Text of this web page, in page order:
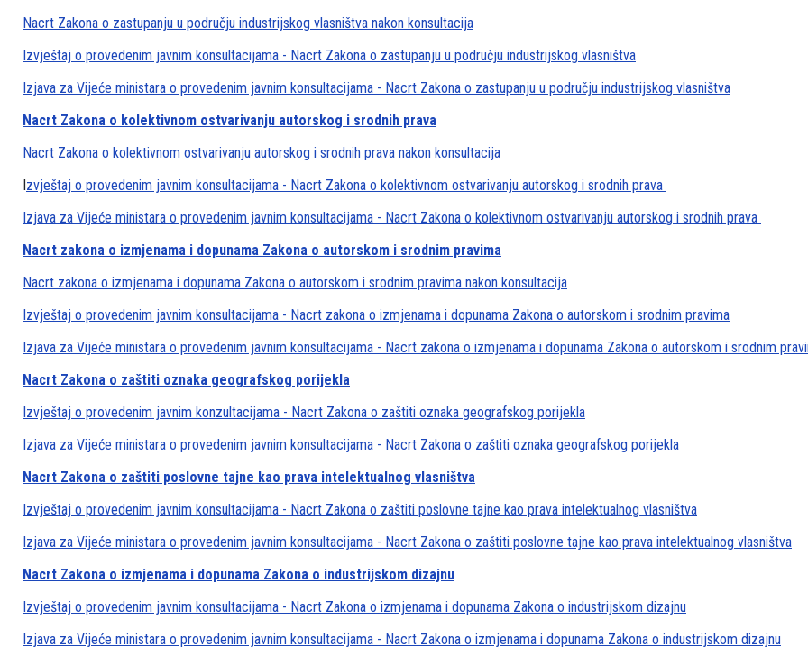
Nacrt Zakona o zastupanju u području industrijskog vlasništva nakon konsultacija
Izvještaj o provedenim javnim konsultacijama - Nacrt Zakona o zastupanju u području industrijskog vlasništva
Izjava za Vijeće ministara o provedenim javnim konsultacijama - Nacrt Zakona o zastupanju u području industrijskog vlasništva
Nacrt Zakona o kolektivnom ostvarivanju autorskog i srodnih prava
Nacrt Zakona o kolektivnom ostvarivanju autorskog i srodnih prava nakon konsultacija
Izvještaj o provedenim javnim konsultacijama - Nacrt Zakona o kolektivnom ostvarivanju autorskog i srodnih prava
Izjava za Vijeće ministara o provedenim javnim konsultacijama - Nacrt Zakona o kolektivnom ostvarivanju autorskog i srodnih prava
Nacrt zakona o izmjenama i dopunama Zakona o autorskom i srodnim pravima
Nacrt zakona o izmjenama i dopunama Zakona o autorskom i srodnim pravima nakon konsultacija
Izvještaj o provedenim javnim konsultacijama - Nacrt zakona o izmjenama i dopunama Zakona o autorskom i srodnim pravima
Izjava za Vijeće ministara o provedenim javnim konsultacijama - Nacrt zakona o izmjenama i dopunama Zakona o autorskom i srodnim
Nacrt Zakona o zaštiti oznaka geografskog porijekla
Izvještaj o provedenim javnim konzultacijama - Nacrt Zakona o zaštiti oznaka geografskog porijekla
Izjava za Vijeće ministara o provedenim javnim konsultacijama - Nacrt Zakona o zaštiti oznaka geografskog porijekla
Nacrt Zakona o zaštiti poslovne tajne kao prava intelektualnog vlasništva
Izvještaj o provedenim javnim konsultacijama - Nacrt Zakona o zaštiti poslovne tajne kao prava intelektualnog vlasništva
Izjava za Vijeće ministara o provedenim javnim konsultacijama - Nacrt Zakona o zaštiti poslovne tajne kao prava intelektualnog vlasništva
Nacrt Zakona o izmjenama i dopunama Zakona o industrijskom dizajnu
Izvještaj o provedenim javnim konsultacijama - Nacrt Zakona o izmjenama i dopunama Zakona o industrijskom dizajnu
Izjava za Vijeće ministara o provedenim javnim konsultacijama - Nacrt Zakona o izmjenama i dopunama Zakona o industrijskom dizajnu